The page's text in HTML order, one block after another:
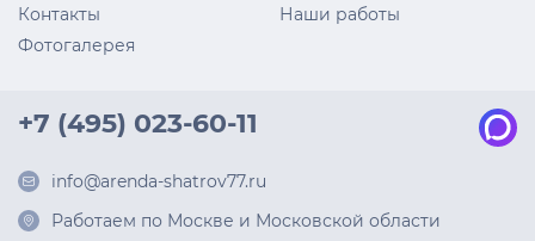
Контакты
Наши работы
Фотогалерея
+7 (495) 023-60-11
info@arenda-shatrov77.ru
Работаем по Москве и Московской области